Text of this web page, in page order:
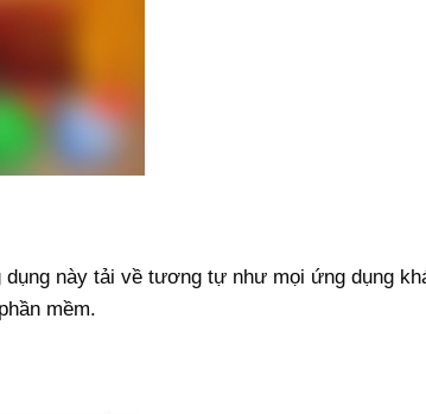
này tải về tương tự như mọi ứng dụng
mềm.